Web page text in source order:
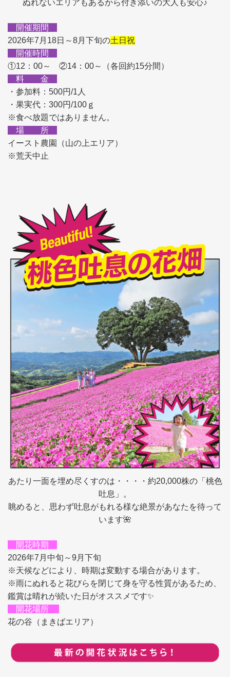
ぬれないエリアもあるから付き添いの大人も安心♪
開催期間
2026年7月18日～8月下旬の土日祝
開催時間
①12：00～ ②14：00～（各回約15分間）
料 金
・参加料：500円/1人
・果実代：300円/100ｇ
※食べ放題ではありません。
場 所
イースト農園（山の上エリア）
※荒天中止
あたり一面を埋め尽くすのは・・・・約20,000株の「桃色
吐息」。
眺めると、思わず吐息がもれる様な絶景があなたを待って
います🌺
開花時期
2026年7月中旬～9月下旬
※天候などにより、時期は変動する場合があります。
※雨にぬれると花びらを閉じて身を守る性質があるため、
鑑賞は晴れが続いた日がオススメです✨
開花場所
花の谷（まきばエリア）